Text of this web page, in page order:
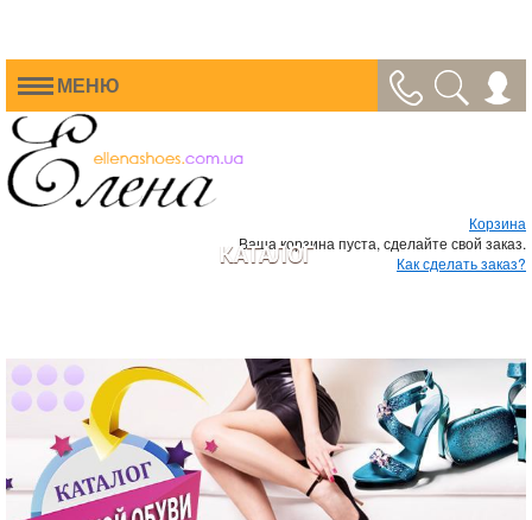
МЕНЮ
Корзина
Ваша корзина пуста, сделайте свой заказ.
Как сделать заказ?
КАТАЛОГ